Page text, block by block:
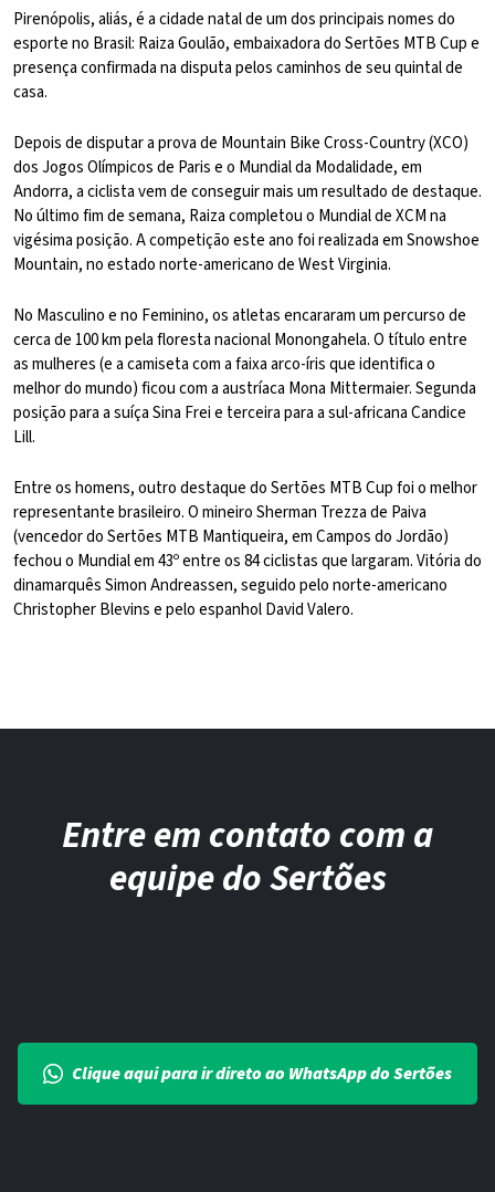
Pirenópolis, aliás, é a cidade natal de um dos principais nomes do
esporte no Brasil: Raiza Goulão, embaixadora do Sertões MTB Cup e
presença confirmada na disputa pelos caminhos de seu quintal de
casa.
Depois de disputar a prova de Mountain Bike Cross-Country (XCO)
dos Jogos Olímpicos de Paris e o Mundial da Modalidade, em
Andorra, a ciclista vem de conseguir mais um resultado de destaque.
No último fim de semana, Raiza completou o Mundial de XCM na
vigésima posição. A competição este ano foi realizada em Snowshoe
Mountain, no estado norte-americano de West Virginia.
No Masculino e no Feminino, os atletas encararam um percurso de
cerca de 100 km pela floresta nacional Monongahela. O título entre
as mulheres (e a camiseta com a faixa arco-íris que identifica o
melhor do mundo) ficou com a austríaca Mona Mittermaier. Segunda
posição para a suíça Sina Frei e terceira para a sul-africana Candice
Lill.
Entre os homens, outro destaque do Sertões MTB Cup foi o melhor
representante brasileiro. O mineiro Sherman Trezza de Paiva
(vencedor do Sertões MTB Mantiqueira, em Campos do Jordão)
fechou o Mundial em 43º entre os 84 ciclistas que largaram. Vitória do
dinamarquês Simon Andreassen, seguido pelo norte-americano
Christopher Blevins e pelo espanhol David Valero.
Entre em contato com a
equipe do Sertões
Clique aqui para ir direto ao WhatsApp do Sertões